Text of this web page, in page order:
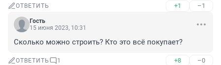
ОТВЕТИТЬ +1 –1
Гость
15 июня 2023, 10:31
Сколько можно строить? Кто это всё покупает?
ОТВЕТИТЬ 1 +8 –0